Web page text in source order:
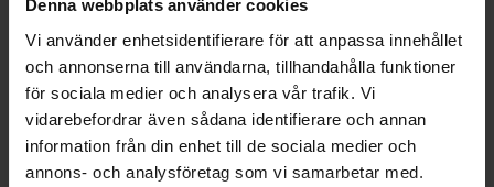
Denna webbplats använder cookies
Vi använder enhetsidentifierare för att anpassa innehållet
och annonserna till användarna, tillhandahålla funktioner
för sociala medier och analysera vår trafik. Vi
vidarebefordrar även sådana identifierare och annan
information från din enhet till de sociala medier och
annons- och analysföretag som vi samarbetar med.